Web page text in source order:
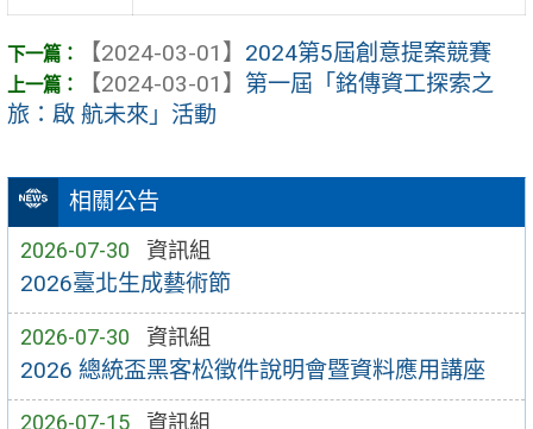
相關公告
2026-07-30 資訊組
2026臺北生成藝術節
2026-07-30 資訊組
2026 總統盃黑客松徵件說明會暨資料應用講座
2026-07-15 資訊組
【2024-03-01】 2024第5屆創意提案競賽
【2024-03-01】 第一屆「銘傳資工探索之
旅：啟 航未來」活動